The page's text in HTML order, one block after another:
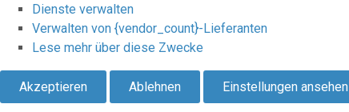
Dienste verwalten
Verwalten von {vendor_count}-Lieferanten
Lese mehr über diese Zwecke
Akzeptieren Ablehnen Einstellungen ansehen